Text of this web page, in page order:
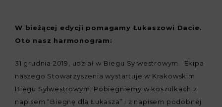
W bieżącej edycji pomagamy Łukaszowi Dacie.
Oto nasz harmonogram:
31 grudnia 2019, udział w Biegu Sylwestrowym. Ekipa
naszego Stowarzyszenia wystartuje w Krakowskim
Biegu Sylwestrowym. Pobiegniemy w koszulkach z
napisem “Biegnę dla Łukasza” i z napisem podobnej